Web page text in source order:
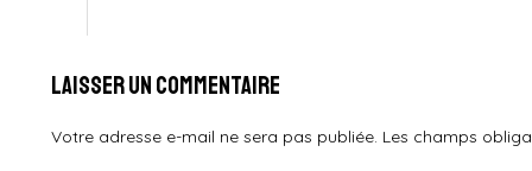
Laisser un commentaire
Votre adresse e-mail ne sera pas publiée. Les champs